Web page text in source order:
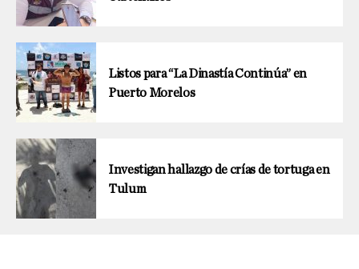
Listos para “La Dinastía Continúa” en
Puerto Morelos
Investigan hallazgo de crías de tortuga en
Tulum